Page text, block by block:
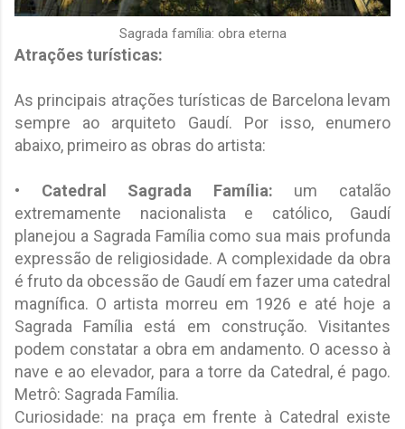
Sagrada família: obra eterna
Atrações turísticas:
As principais atrações turísticas de Barcelona levam
sempre ao arquiteto Gaudí. Por isso, enumero
abaixo, primeiro as obras do artista:
• Catedral Sagrada Família: um catalão
extremamente nacionalista e católico, Gaudí
planejou a Sagrada Família como sua mais profunda
expressão de religiosidade. A complexidade da obra
é fruto da obcessão de Gaudí em fazer uma catedral
magnífica. O artista morreu em 1926 e até hoje a
Sagrada Família está em construção. Visitantes
podem constatar a obra em andamento. O acesso à
nave e ao elevador, para a torre da Catedral, é pago.
Metrô: Sagrada Família.
Curiosidade: na praça em frente à Catedral existe